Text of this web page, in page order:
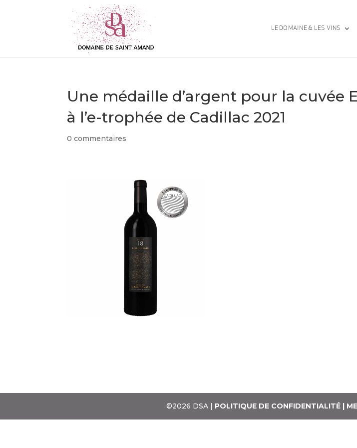
LE DOMAINE & LES VINS
Une médaille d’argent pour la cuvée
à l’e-trophée de Cadillac 2021
0 commentaires
©2026 DSA | POLITIQUE DE CONFIDENTIALITÉ|